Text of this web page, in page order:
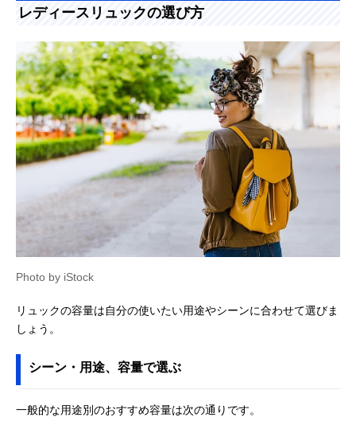
Amazonで見る
Amazonで見る
ナナ プロジェク
ト) エブリーリュ
ック 小 31661
ぎず、ちょうど良
いサイズ感
Amazonで見る
legato largo(レガ
ートラルゴ) かる
いかばん 縦型A4
軽さにとことんこ
だわった、きれい
めリュック
約9L
Amazonで見る
CROSS BOTTLE
ガバッと大きく開
く、がま口タイプ
のリュック
約10L
Amazonで見る
MANHATTAN
PASSAGE(マンハ
#1301
どんなコーデにも
合わせやすい、シ
12L
ZZEI-05
北欧デザイン
レディースリュックの選び方
Photo by iStock
リュックの容量は自分の使いたい用途やシーンに合わせて選びま
しょう。
シーン・用途、容量で選ぶ
一般的な用途別のおすすめ容量は次の通りです。